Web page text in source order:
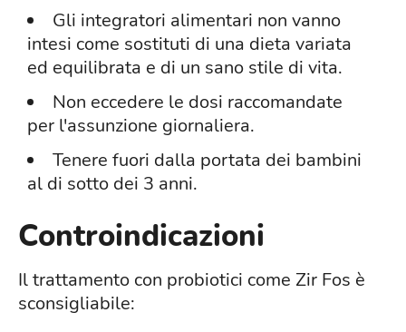
Gli integratori alimentari non vanno
intesi come sostituti di una dieta variata
ed equilibrata e di un sano stile di vita.
Non eccedere le dosi raccomandate
per l'assunzione giornaliera.
Tenere fuori dalla portata dei bambini
al di sotto dei 3 anni.
Controindicazioni
Il trattamento con probiotici come Zir Fos è
sconsigliabile: